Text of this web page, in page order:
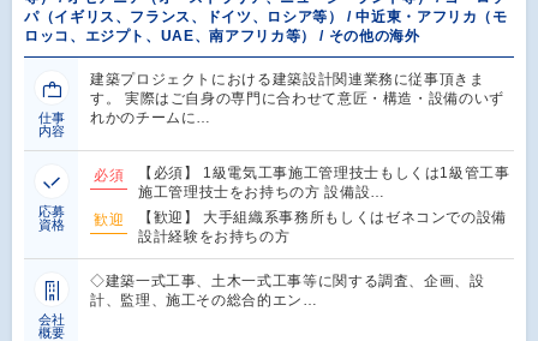
パ（イギリス、フランス、ドイツ、ロシア等） / 中近東・アフリカ（モ
ロッコ、エジプト、UAE、南アフリカ等） / その他の海外
仕事
内容
建築プロジェクトにおける建築設計関連業務に従事頂きま
す。 実際はご自身の専門に合わせて意匠・構造・設備のいず
れかのチームに…
応募
資格
必須
【必須】 1級電気工事施工管理技士もしくは1級管工事
施工管理技士をお持ちの方 設備設…
歓迎
【歓迎】 大手組織系事務所もしくはゼネコンでの設備
設計経験をお持ちの方
会社
概要
◇建築一式工事、土木一式工事等に関する調査、企画、設
計、監理、施工その総合的エン…